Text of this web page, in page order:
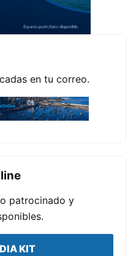
en tu correo.
patrocinado y
KIT